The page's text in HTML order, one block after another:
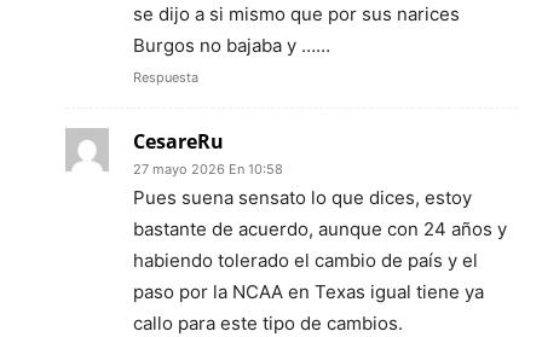
se dijo a si mismo que por sus narices
Burgos no bajaba y ……
Respuesta
CesareRu
27 mayo 2026 En 10:58
Pues suena sensato lo que dices, estoy
bastante de acuerdo, aunque con 24 años y
habiendo tolerado el cambio de país y el
paso por la NCAA en Texas igual tiene ya
callo para este tipo de cambios.